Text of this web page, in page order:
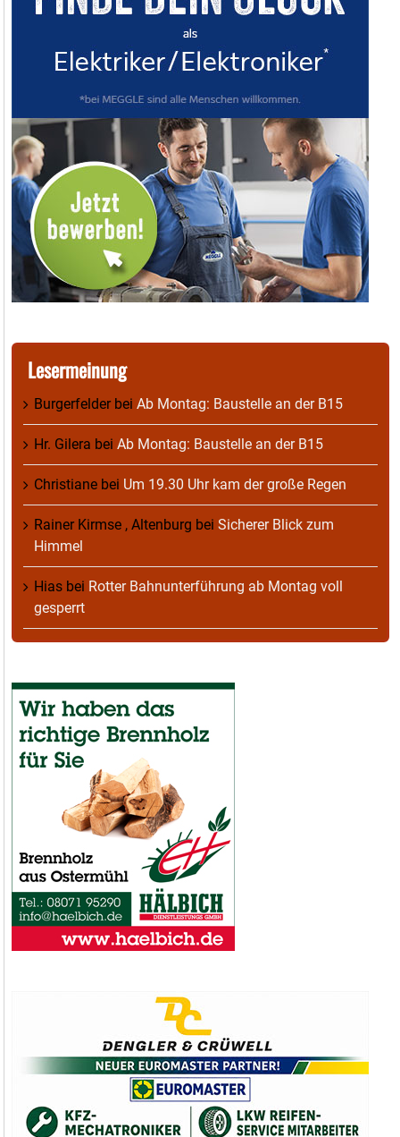
Lesermeinung
Burgerfelderbei Ab Montag: Baustelle an der B15
Hr. Gilera bei Ab Montag: Baustelle an der B15
Christiane bei Um 19.30 Uhr kam der große Regen
Rainer Kirmse , Altenburg bei Sicherer Blick zum
Himmel
Hias bei Rotter Bahnunterführung ab Montag voll
gesperrt